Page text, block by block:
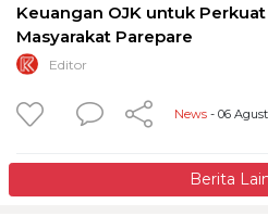
Keuangan OJK untuk
Masyarakat Parepare
Editor
News - 06
Berita